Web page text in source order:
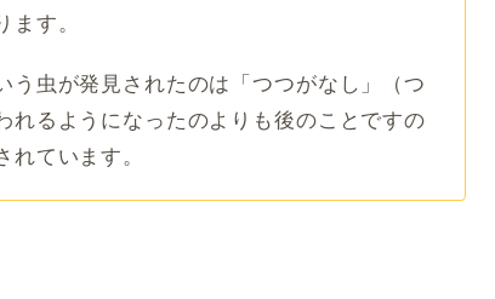
ます。
う虫が発見されたのは「つつがなし」（つ
れるようになったのよりも後のことですの
れています。